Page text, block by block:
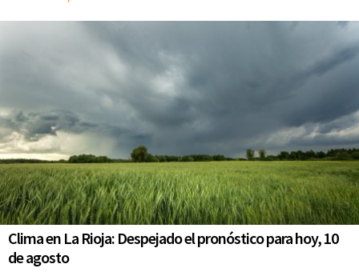
Clima en La Rioja: Despejado el pronóstico para hoy, 10
de agosto